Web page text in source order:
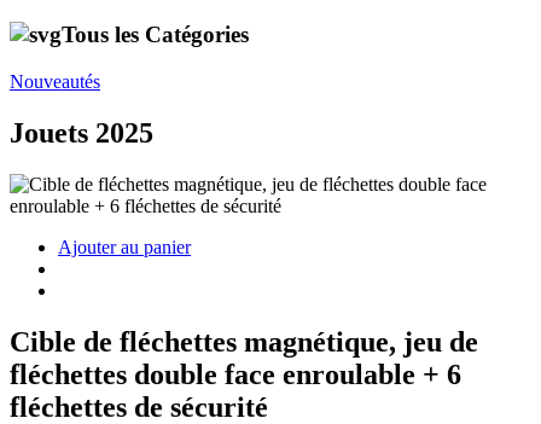
Tous les Catégories
Nouveautés
Jouets 2025
Ajouter au panier
Cible de fléchettes magnétique, jeu de
fléchettes double face enroulable + 6
fléchettes de sécurité